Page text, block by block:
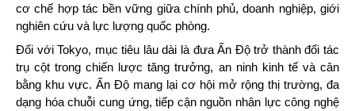
cơ chế hợp tác bền vững giữa chính phủ, doanh nghiệp, giới
nghiên cứu và lực lượng quốc phòng.
Đối với Tokyo, mục tiêu lâu dài là đưa Ấn Độ trở thành đối tác
trụ cột trong chiến lược tăng trưởng, an ninh kinh tế và cân
bằng khu vực. Ấn Độ mang lại cơ hội mở rộng thị trường, đa
dạng hóa chuỗi cung ứng, tiếp cận nguồn nhân lực công nghệ